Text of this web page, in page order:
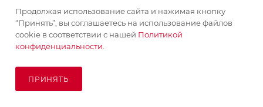
ПОМОЩЬ
ПОДПИСАТЬСЯ НА РАССЫЛКУ
Продолжая использование сайта и нажимая кнопку
“Принять”, вы соглашаетесь на использование файлов
cookie в соответствии с нашей Политикой
конфиденциальности.
ПРИНЯТЬ